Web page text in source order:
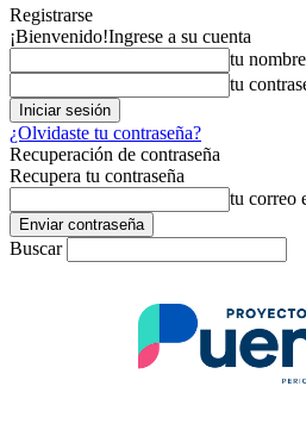
Registrarse
¡Bienvenido!Ingrese a su cuenta
tu
tu
¿Olvidaste tu contraseña?
Recuperación de contraseña
Recupera tu contraseña
tu correo
Buscar